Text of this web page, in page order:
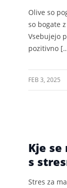
Olive so
so bogate
Vsebujejo
pozitivno
FEB 3, 2025
Kje se
s
Stres za